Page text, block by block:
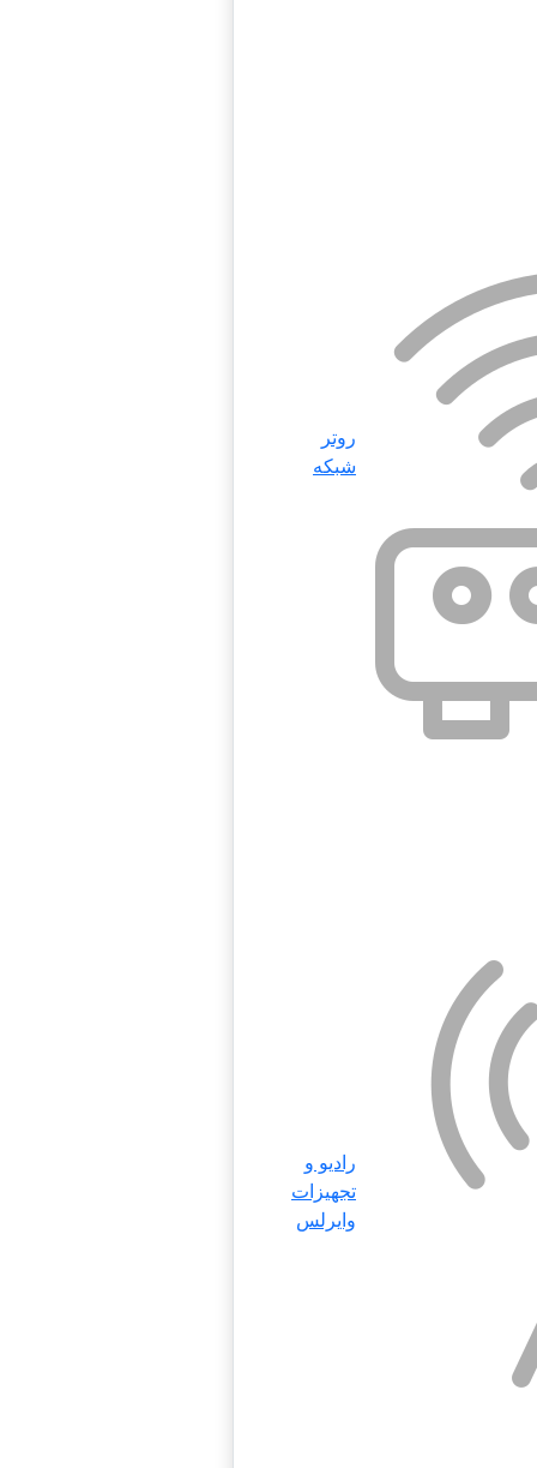
روتر
شبکه
رادیو و
تجهیزات
وایرلس